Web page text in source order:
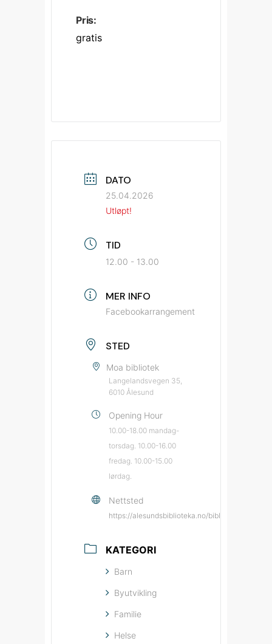
Pris:
gratis
DATO
25.04.2026
Utløpt!
TID
12.00 - 13.00
MER INFO
Facebookarrangement
STED
Moa bibliotek
Langelandsvegen 35,
6010 Ålesund
Opening Hour
10.00-18.00 mandag-
torsdag. 10.00-16.00
fredag. 10.00-15.00
lørdag.
Nettsted
https://alesundsbiblioteka.no/biblioteka/moa/
KATEGORI
Barn
Byutvikling
Familie
Helse